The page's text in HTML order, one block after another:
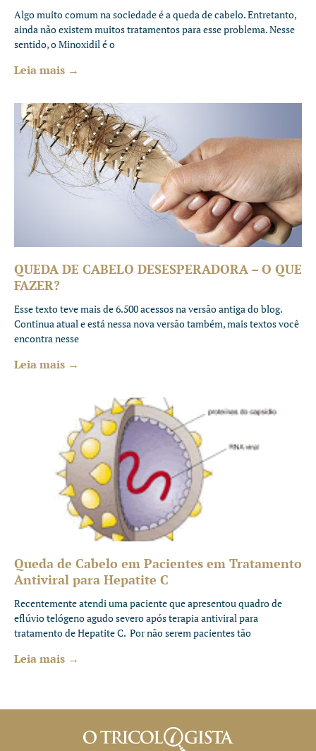
Algo muito comum na sociedade é a queda de cabelo. Entretanto,
ainda não existem muitos tratamentos para esse problema. Nesse
sentido, o Minoxidil é o
Leia mais →
QUEDA DE CABELO DESESPERADORA – O QUE
FAZER?
Esse texto teve mais de 6.500 acessos na versão antiga do blog.
Continua atual e está nessa nova versão também, mais textos você
encontra nesse
Leia mais →
Queda de Cabelo em Pacientes em Tratamento
Antiviral para Hepatite C
Recentemente atendi uma paciente que apresentou quadro de
eflúvio telógeno agudo severo após terapia antiviral para
tratamento de Hepatite C. Por não serem pacientes tão
Leia mais →